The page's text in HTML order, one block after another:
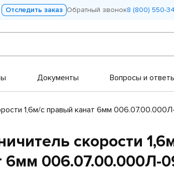
Отследить заказ Обратный звонок8 (800) 550-
Документы Вопросы и
1,6м/с правый канат 6мм
скорости
6мм 006.07.00.000Л-